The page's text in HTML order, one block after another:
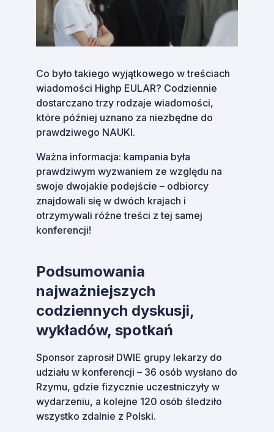
Co było takiego wyjątkowego w treściach
wiadomości Highp EULAR? Codziennie
dostarczano trzy rodzaje wiadomości,
które później uznano za niezbędne do
prawdziwego NAUKI.
Ważna informacja: kampania była
prawdziwym wyzwaniem ze względu na
swoje dwojakie podejście – odbiorcy
znajdowali się w dwóch krajach i
otrzymywali różne treści z tej samej
konferencji!
Podsumowania
najważniejszych
codziennych dyskusji,
wykładów, spotkań
Sponsor zaprosił DWIE grupy lekarzy do
udziału w konferencji – 36 osób wysłano do
Rzymu, gdzie fizycznie uczestniczyły w
wydarzeniu, a kolejne 120 osób śledziło
wszystko zdalnie z Polski.